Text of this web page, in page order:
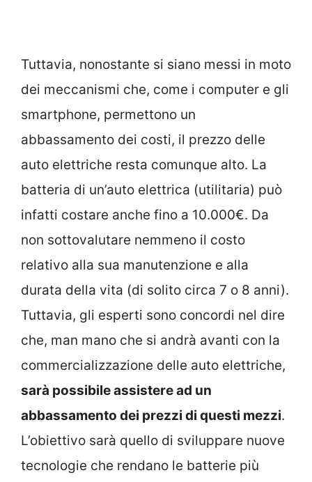
Tuttavia, nonostante si siano messi in moto
dei meccanismi che, come i computer e gli
smartphone, permettono un
abbassamento dei costi, il prezzo delle
auto elettriche resta comunque alto. La
batteria di un’auto elettrica (utilitaria) può
infatti costare anche fino a 10.000€. Da
non sottovalutare nemmeno il costo
relativo alla sua manutenzione e alla
durata della vita (di solito circa 7 o 8 anni).
Tuttavia, gli esperti sono concordi nel dire
che, man mano che si andrà avanti con la
commercializzazione delle auto elettriche,
sarà possibile assistere ad un
abbassamento dei prezzi di questi mezzi.
L’obiettivo sarà quello di sviluppare nuove
tecnologie che rendano le batterie più